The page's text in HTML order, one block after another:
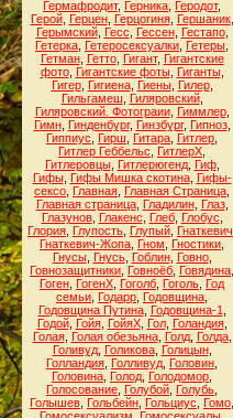
Гермафродит, Герника Геродот,
Герой, Герцен, Герцогиня, Гершаник,
Герымский, Гесс Гессен, Гестапо,
Гетерка Гетеросексуалки Гетеры
Гетман, Гетто, Гигант, Гигантские
фото, Гигантские фоты, Гиганты,
Гигер, Гигиена, Гиены, Гилер,
Гильгамеш
Гиляровский,
Гиляровский. Фотограии, Гиммлер,
Гимн, Гинденбург, Гинзбург, Гипноз,
Гиппиус
Гирш Гитара Гитлер
Гитлер Геббельс
ГитлерХ
Гитлеровцы, Гитлерюгенд, Гиф,
Гифы, Гифы Мишка скотина, Гифы-
сексо Главная Главная Страница
Главная страница, Гладилин, Глаз,
Глазунов, Глакенс Глеб, Глобус
Глория Глупость Глупый Гнаткевич
Гнаткевич-Жопа Гном Гностики
Гнусы, Гнусь, Гоблин, Говно,
Говнозащитники Говноёб Говядина
Гоген ГогенХ Гоголб Гоголь Год
семьи Годарр Годовщина
Годовщина Путина, Годовщина-1
Годой, Гойя, ГойяХ, Гол, Голандия,
Голая, Голая обезьяна, Голд, Голда,
Голивуд, Голикова, Голицын,
Голландия Голливуд Головин
Головина Голод Голодомор
Голосование Голубой Голубь
Голышев Гольбейн Гольциус Гомо